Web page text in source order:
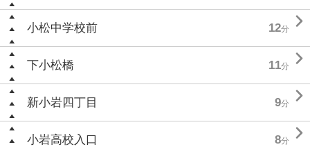
小松中学校前 12分 
下小松橋 11分 
新小岩四丁目 9分 
小岩高校入口 8分 